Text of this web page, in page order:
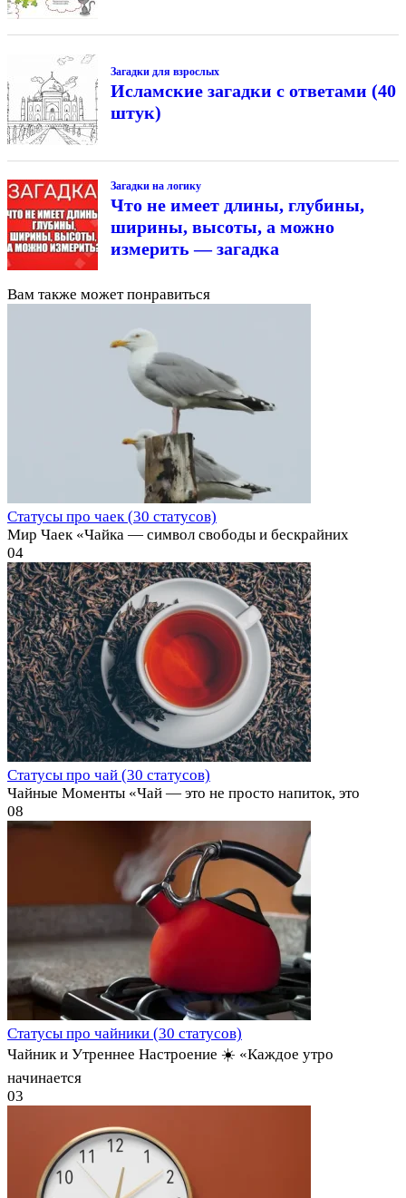
Загадки для взрослых
Исламские загадки с ответами (40
штук)
Загадки на логику
Что не имеет длины, глубины,
ширины, высоты, а можно
измерить — загадка
Вам также может понравиться
Статусы про чаек (30 статусов)
Мир Чаек «Чайка — символ свободы и бескрайних
04
Статусы про чай (30 статусов)
Чайные Моменты «Чай — это не просто напиток, это
08
Статусы про чайники (30 статусов)
Чайник и Утреннее Настроение ☀️ «Каждое утро
начинается
03